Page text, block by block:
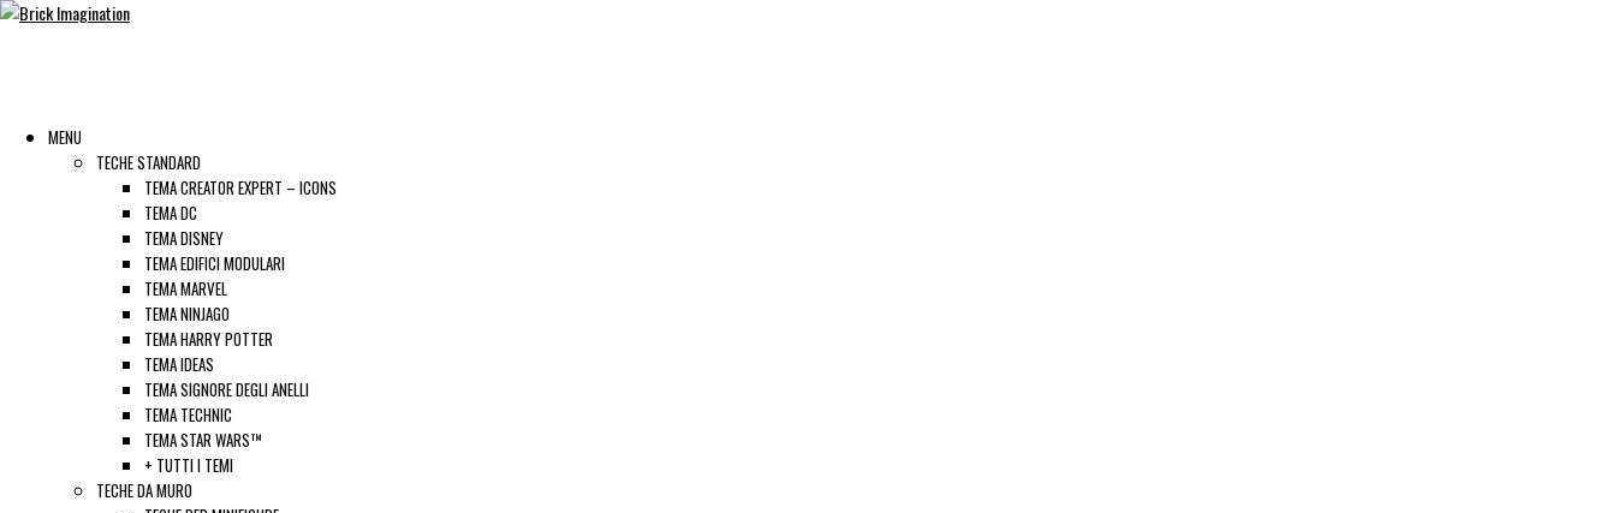
MENU
TECHE STANDARD
TEMA CREATOR EXPERT – ICONS
TEMA DC
TEMA DISNEY
TEMA EDIFICI MODULARI
TEMA MARVEL
TEMA NINJAGO
TEMA HARRY POTTER
TEMA IDEAS
TEMA SIGNORE DEGLI ANELLI
TEMA TECHNIC
TEMA STAR WARS™
+ TUTTI I TEMI
TECHE DA MURO